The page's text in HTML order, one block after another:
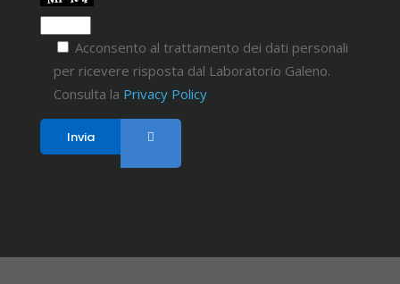
Acconsento al trattamento dei dati personali
per ricevere risposta dal Laboratorio Galeno.
Consulta la Privacy Policy